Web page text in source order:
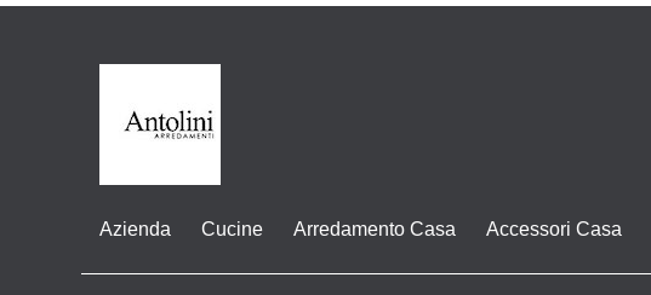
Azienda Cucine Arredamento Casa Accessori Casa